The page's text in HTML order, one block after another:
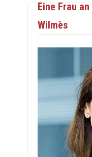
Eine Frau
Wilmès